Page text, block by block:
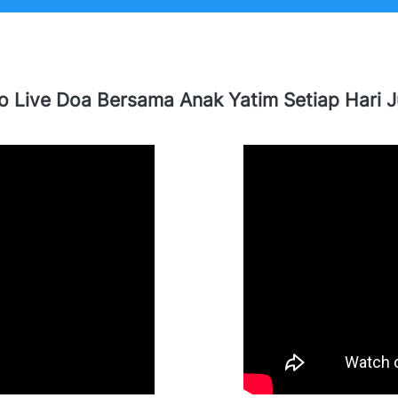
Live Doa Bersama Anak Yatim Setiap Hari